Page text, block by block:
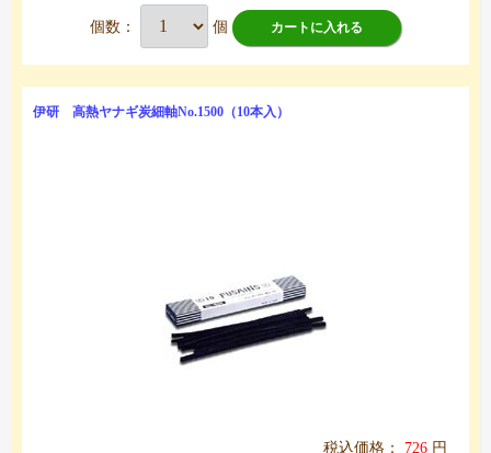
個数： 個 カートに入れる
伊研 高熱ヤナギ炭細軸No.1500（10本入）
税込価格： 726 円